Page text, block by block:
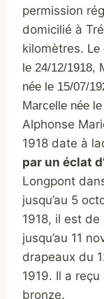
permission
domicilié à
kilomètres.
le 24/12/1918,
née le 15/07/
Marcelle née
Alphonse
1918 date à
par un éclat
Longpont
jusqu’au 5
1918, il est
jusqu’au 11
drapeaux du
1919. Il a
bronze.